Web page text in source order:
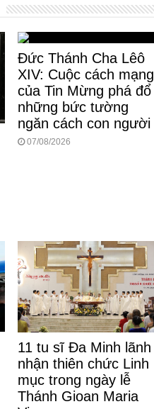
Đức Thánh Cha Lêô
XIV: Cuộc cách mạng
của Tin Mừng phá đổ
những bức tường
ngăn cách con người
07/08/2026
11 tu sĩ Đa Minh lãnh
nhận thiên chức Linh
mục trong ngày lễ
Thánh Gioan Maria